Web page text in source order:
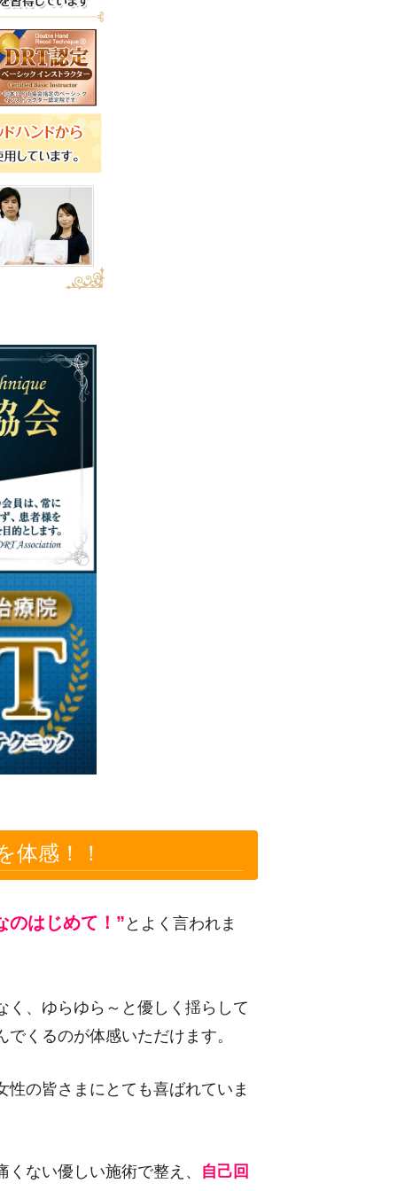
体感！！
のはじめて！” とよく言われま
く、ゆらゆら～と優しく揺らして
くるのが体感いただけます。
性の皆さまにとても喜ばれていま
ない優しい施術で整え、 自己回